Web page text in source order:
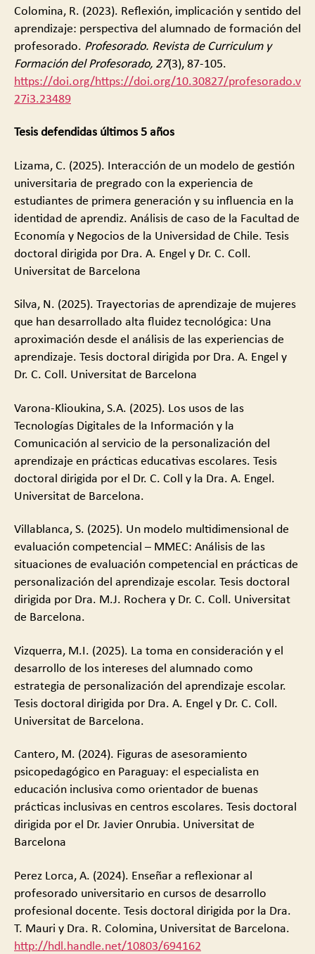
Colomina, R. (2023). Reflexión, implicación y sentido del
aprendizaje: perspectiva del alumnado de formación del
profesorado. Profesorado. Revista de Curriculum y
Formación del Profesorado, 27(3), 87-105.
https://doi.org/https://doi.org/10.30827/profesorado.v
27i3.23489
Tesis defendidas últimos 5 años
Lizama, C. (2025). Interacción de un modelo de gestión
universitaria de pregrado con la experiencia de
estudiantes de primera generación y su influencia en la
identidad de aprendiz. Análisis de caso de la Facultad de
Economía y Negocios de la Universidad de Chile. Tesis
doctoral dirigida por Dra. A. Engel y Dr. C. Coll.
Universitat de Barcelona
Silva, N. (2025). Trayectorias de aprendizaje de mujeres
que han desarrollado alta fluidez tecnológica: Una
aproximación desde el análisis de las experiencias de
aprendizaje. Tesis doctoral dirigida por Dra. A. Engel y
Dr. C. Coll. Universitat de Barcelona
Varona-Klioukina, S.A. (2025). Los usos de las
Tecnologías Digitales de la Información y la
Comunicación al servicio de la personalización del
aprendizaje en prácticas educativas escolares. Tesis
doctoral dirigida por el Dr. C. Coll y la Dra. A. Engel.
Universitat de Barcelona.
Villablanca, S. (2025). Un modelo multidimensional de
evaluación competencial – MMEC: Análisis de las
situaciones de evaluación competencial en prácticas de
personalización del aprendizaje escolar. Tesis doctoral
dirigida por Dra. M.J. Rochera y Dr. C. Coll. Universitat
de Barcelona.
Vizquerra, M.I. (2025). La toma en consideración y el
desarrollo de los intereses del alumnado como
estrategia de personalización del aprendizaje escolar.
Tesis doctoral dirigida por Dra. A. Engel y Dr. C. Coll.
Universitat de Barcelona.
Cantero, M. (2024). Figuras de asesoramiento
psicopedagógico en Paraguay: el especialista en
educación inclusiva como orientador de buenas
prácticas inclusivas en centros escolares. Tesis doctoral
dirigida por el Dr. Javier Onrubia. Universitat de
Barcelona
Perez Lorca, A. (2024). Enseñar a reflexionar al
profesorado universitario en cursos de desarrollo
profesional docente. Tesis doctoral dirigida por la Dra.
T. Mauri y Dra. R. Colomina, Universitat de Barcelona.
http://hdl.handle.net/10803/694162